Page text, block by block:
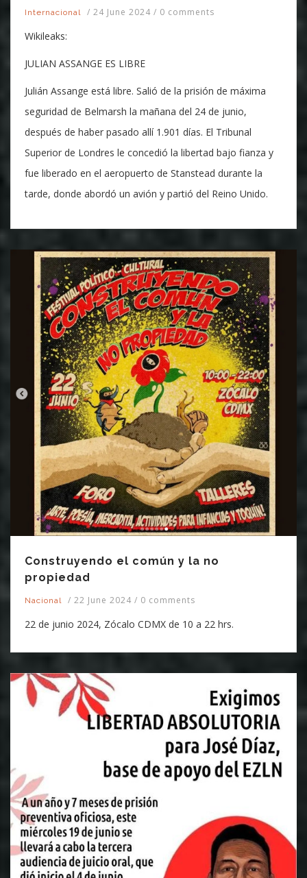
Internacional / 24 June 2024 / 0 comments
Wikileaks:
JULIAN ASSANGE ES LIBRE
Julián Assange está libre. Salió de la prisión de máxima
seguridad de Belmarsh la mañana del 24 de junio,
después de haber pasado allí 1.901 días. El Tribunal
Superior de Londres le concedió la libertad bajo fianza y
fue liberado en el aeropuerto de Stanstead durante la
tarde, donde abordó un avión y partió del Reino Unido.
Construyendo el común y la no
propiedad
Nacional / 22 June 2024 / 0 comments
22 de junio 2024, Zócalo CDMX de 10 a 22 hrs.